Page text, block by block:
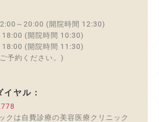
～20:00 (開院時間 12:30)
(開院時間 10:30)
(開院時間 11:30)
予約ください。)
ヤル：
クは自費診療の美容医療クリニック